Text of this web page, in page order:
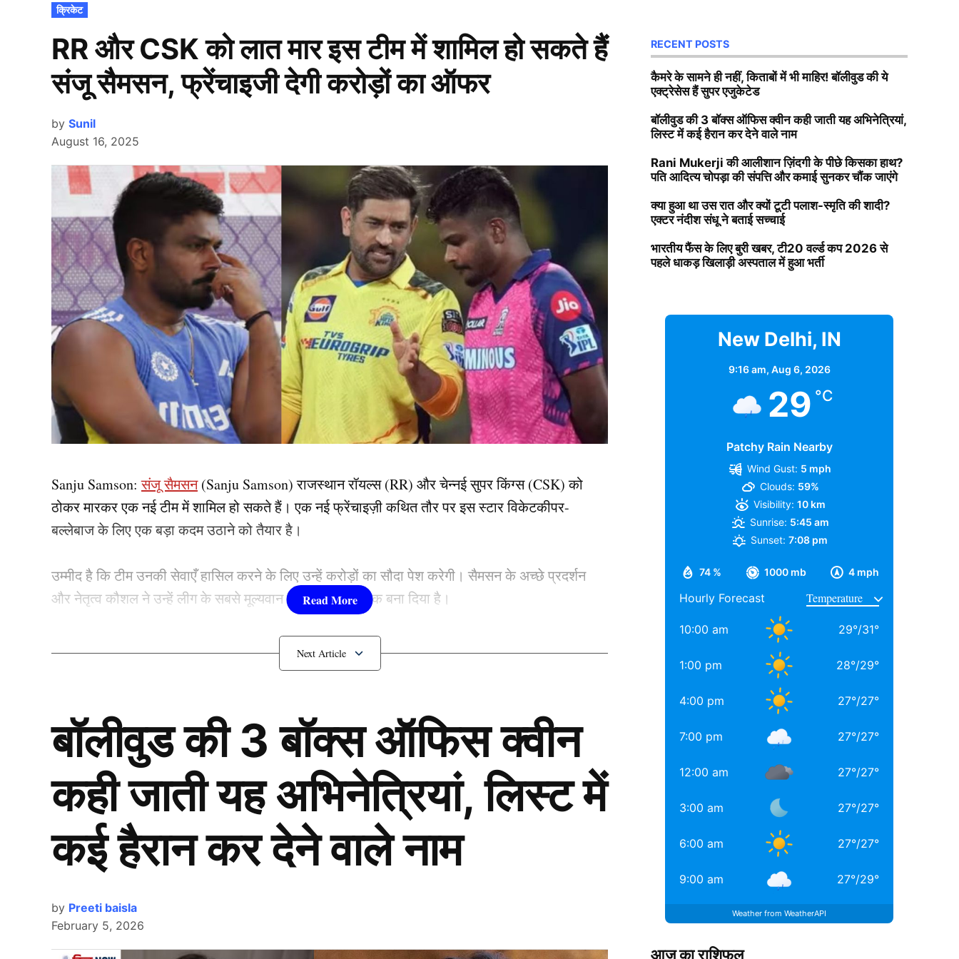
POSTED
IN
क्रिकेट
RR और CSK को लात मार इस टीम में शामिल हो सकते हैं
संजू सैमसन, फ्रेंचाइजी देगी करोड़ों का ऑफर
by Sunil
August 16, 2025
Sanju Samson:संजू सैमसन(Sanju Samson) राजस्थान रॉयल्स (RR) और चेन्नई सुपर किंग्स (CSK) को
ठोकर मारकर एक नई टीम में शामिल हो सकते हैं। एक नई फ्रेंचाइज़ी कथित तौर पर इस स्टार विकेटकीपर-
बल्लेबाज के लिए एक बड़ा कदम उठाने को तैयार है।
उम्मीद है कि टीम उनकी सेवाएँ हासिल करने के लिए उन्हें करोड़ों का सौदा पेश करेगी। सैमसन के अच्छे प्रदर्शन
और नेतृत्व कौशल ने उन्हें लीग के सबसे मूल्यवान खिलाड़ियों में से एक बना दिया है।
इस टीम में शामिल हो सकते हैंSanju Samson
बॉलीवुड की 3 बॉक्स ऑफिस क्वीन
कही जाती यह अभिनेत्रियां, लिस्ट में
कई हैरान कर देने वाले नाम
by Preeti baisla
February 5, 2026
RECENT POSTS
कैमरे के सामने ही नहीं, किताबों में भी माहिर! बॉलीवुड की ये
एक्ट्रेसेस हैं सुपर एजुकेटेड
बॉलीवुड की 3 बॉक्स ऑफिस क्वीन कही जाती यह अभिनेत्रियां,
लिस्ट में कई हैरान कर देने वाले नाम
Rani Mukerji की आलीशान ज़िंदगी के पीछे किसका हाथ?
पति आदित्य चोपड़ा की संपत्ति और कमाई सुनकर चौंक जाएंगे
क्या हुआ था उस रात और क्यों टूटी पलाश-स्मृति की शादी?
एक्टर नंदीश संधू ने बताई सच्चाई
भारतीय फैंस के लिए बुरी खबर, टी20 वर्ल्ड कप 2026 से
पहले धाकड़ खिलाड़ी अस्पताल में हुआ भर्ती
New Delhi, IN
9:16 am, Aug 6, 2026
29 °C
Patchy Rain Nearby
74 % 1000 mb 4 mph
Wind Gust: 5 mph
Clouds: 59%
Visibility: 10 km
Sunrise: 5:45 am
Sunset: 7:08 pm
Hourly Forecast
10:00 am 29°/31°
1:00 pm 28°/29°
4:00 pm 27°/27°
7:00 pm 27°/27°
12:00 am 27°/27°
3:00 am 27°/27°
6:00 am 27°/27°
9:00 am 27°/29°
Weather from WeatherAPI
आज का राशिफल